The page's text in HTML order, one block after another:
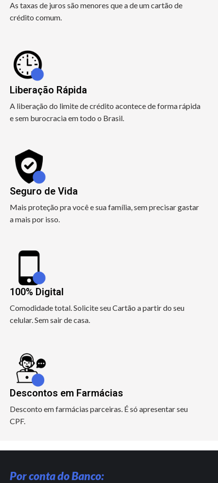
As taxas de juros são menores que a de um cartão de
crédito comum.
Liberação Rápida
A liberação do limite de crédito acontece de forma rápida
e sem burocracia em todo o Brasil.
Seguro de Vida
Mais proteção pra você e sua família, sem precisar gastar
a mais por isso.
100% Digital
Comodidade total. Solicite seu Cartão a partir do seu
celular. Sem sair de casa.
Descontos em Farmácias
Desconto em farmácias parceiras. É só apresentar seu
CPF.
Por conta do Banco: